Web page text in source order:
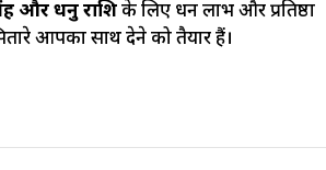
और धनु राशिके लिए धन लाभ और प्रतिष्ठा
आपका साथ देने को तैयार हैं।